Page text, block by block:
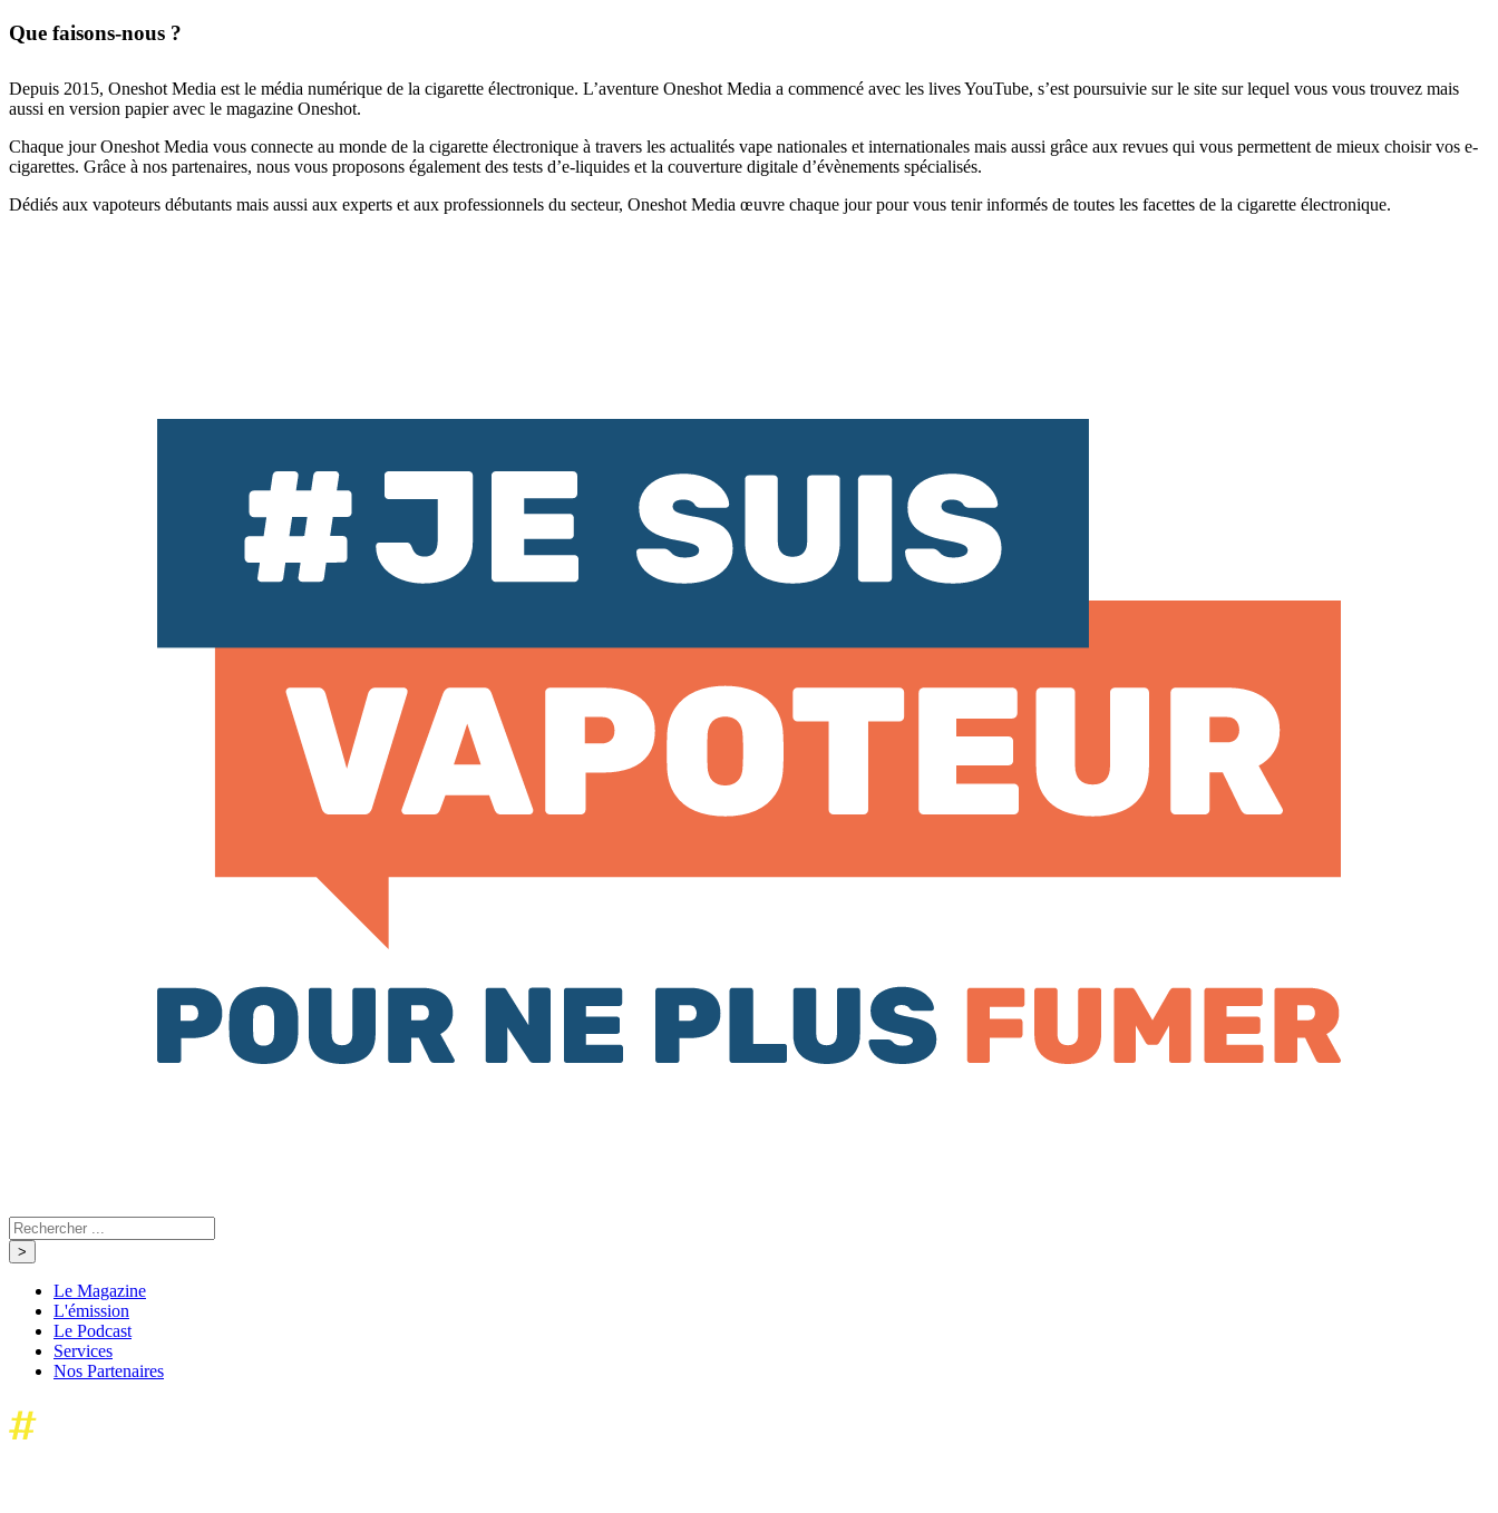
Que faisons-nous ?
Depuis 2015, Oneshot Media est le média numérique de la cigarette électronique. L’aventure Oneshot Media a commencé avec les lives YouTube, s’est poursuivie sur le site sur lequel vous vous trouvez mais
aussi en version papier avec le magazine Oneshot.
Chaque jour Oneshot Media vous connecte au monde de la cigarette électronique à travers les actualités vape nationales et internationales mais aussi grâce aux revues qui vous permettent de mieux choisir vos e-
cigarettes. Grâce à nos partenaires, nous vous proposons également des tests d’e-liquides et la couverture digitale d’évènements spécialisés.
Dédiés aux vapoteurs débutants mais aussi aux experts et aux professionnels du secteur, Oneshot Media œuvre chaque jour pour vous tenir informés de toutes les facettes de la cigarette électronique.
Le Magazine
L'émission
Le Podcast
Services
Nos Partenaires